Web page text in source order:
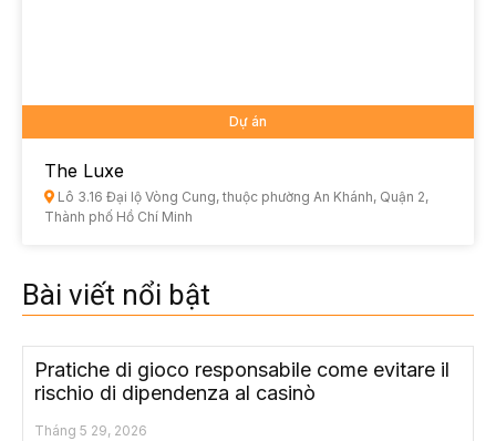
Dự án
The Luxe
Lô 3.16 Đại lộ Vòng Cung, thuộc phường An Khánh, Quận 2,
Thành phố Hồ Chí Minh
Bài viết nổi bật
Pratiche di gioco responsabile come evitare il
rischio di dipendenza al casinò
Tháng 5 29, 2026